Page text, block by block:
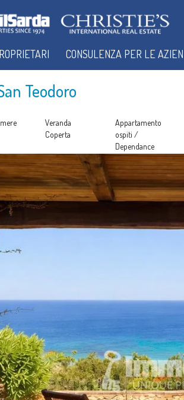
Teodoro
Veranda
Coperta
Appartamento
ospiti /
Dependance
CONSULENZA PER LE